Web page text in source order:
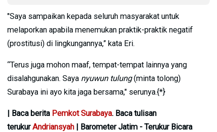
"Saya sampaikan kepada seluruh masyarakat untuk
melaporkan apabila menemukan praktik-praktik negatif
(prostitusi) di lingkungannya,” kata Eri.
“Terus juga mohon maaf, tempat-tempat lainnya yang
disalahgunakan. Saya nyuwun tulung(minta tolong)
Surabaya ini ayo kita jaga bersama," serunya.{*}
| Baca berita Pemkot Surabaya. Baca tulisan
terukurAndriansyah | Barometer Jatim - Terukur Bicara